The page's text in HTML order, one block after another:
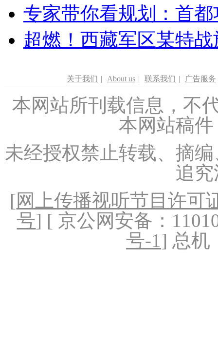
专家带你看规划：首
超燃！西藏军区某特
关于我们 | About us | 联系我们 | 广告服务
本网站所刊载信息，不
本网站稿
未经授权禁止转载、摘
追
[网上传播视听节目许可
号] [ 京公网安备：
号-1] 总机